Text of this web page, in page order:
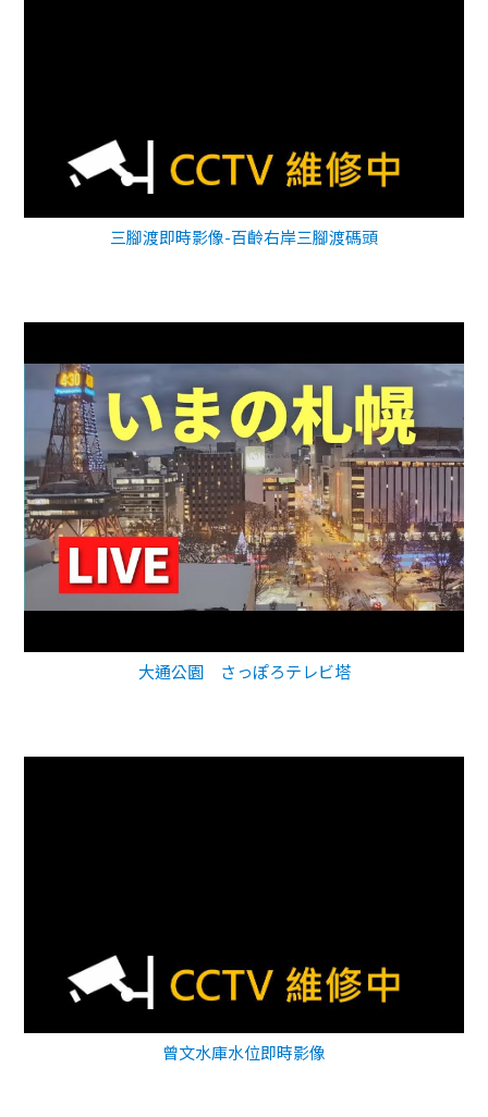
三腳渡即時影像-百齡右岸三腳渡碼頭
大通公園 さっぽろテレビ塔
曾文水庫水位即時影像